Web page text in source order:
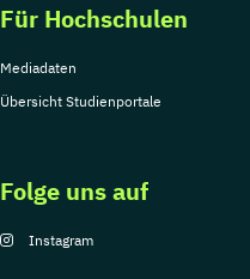
Für Hochschulen
Mediadaten
Übersicht Studienportale
Folge uns auf
Instagram